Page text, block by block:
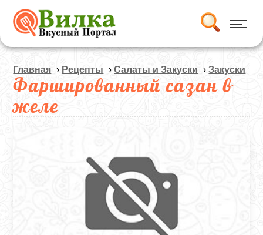
Главная › Рецепты ›Салаты и Закуски ›Закуски
Фаршированный сазан в
желе